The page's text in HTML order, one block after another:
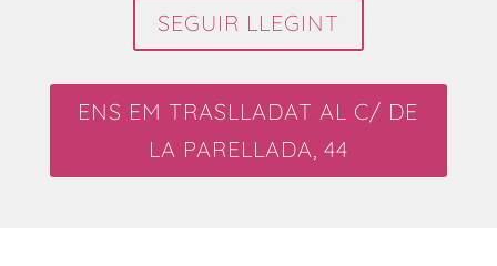
SEGUIR LLEGINT
ENS EM TRASLLADAT AL C/ DE
LA PARELLADA, 44